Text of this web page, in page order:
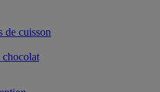
cuisson